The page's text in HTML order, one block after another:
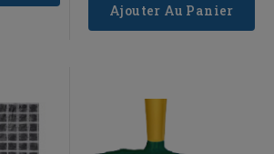
Ajouter Au Panier